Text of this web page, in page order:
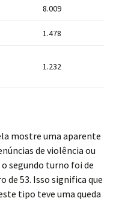
8.009
1.478
1.232
mostre uma aparente
de violência ou
segundo turno foi de
de 53. Isso significa que
tipo teve uma queda